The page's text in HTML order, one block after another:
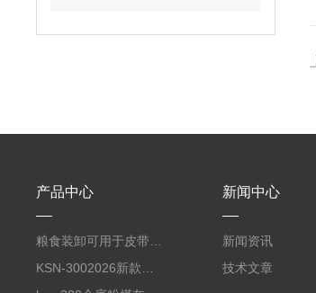
产品中心 新闻中心
新闻资讯
技术文章